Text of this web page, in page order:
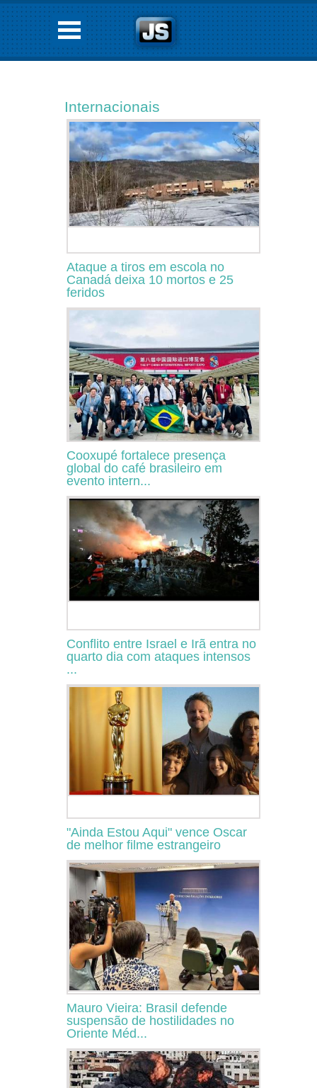
Internacionais
Ataque a tiros em escola no
Canadá deixa 10 mortos e 25
feridos
Cooxupé fortalece presença
global do café brasileiro em
evento intern...
Conflito entre Israel e Irã entra no
quarto dia com ataques intensos
...
"Ainda Estou Aqui" vence Oscar
de melhor filme estrangeiro
Mauro Vieira: Brasil defende
suspensão de hostilidades no
Oriente Méd...